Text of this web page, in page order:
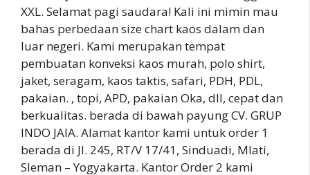
XXL. Selamat pagi saudara! Kali ini mimin mau
bahas perbedaan size chart kaos dalam dan
luar negeri. Kami merupakan tempat
pembuatan konveksi kaos murah, polo shirt,
jaket, seragam, kaos taktis, safari, PDH, PDL,
pakaian. , topi, APD, pakaian Oka, dll, cepat dan
berkualitas. berada di bawah payung CV. GRUP
INDO JAIA. Alamat kantor kami untuk order 1
berada di Jl. 245, RT/V 17/41, Sinduadi, Mlati,
Sleman – Yogyakarta. Kantor Order 2 kami